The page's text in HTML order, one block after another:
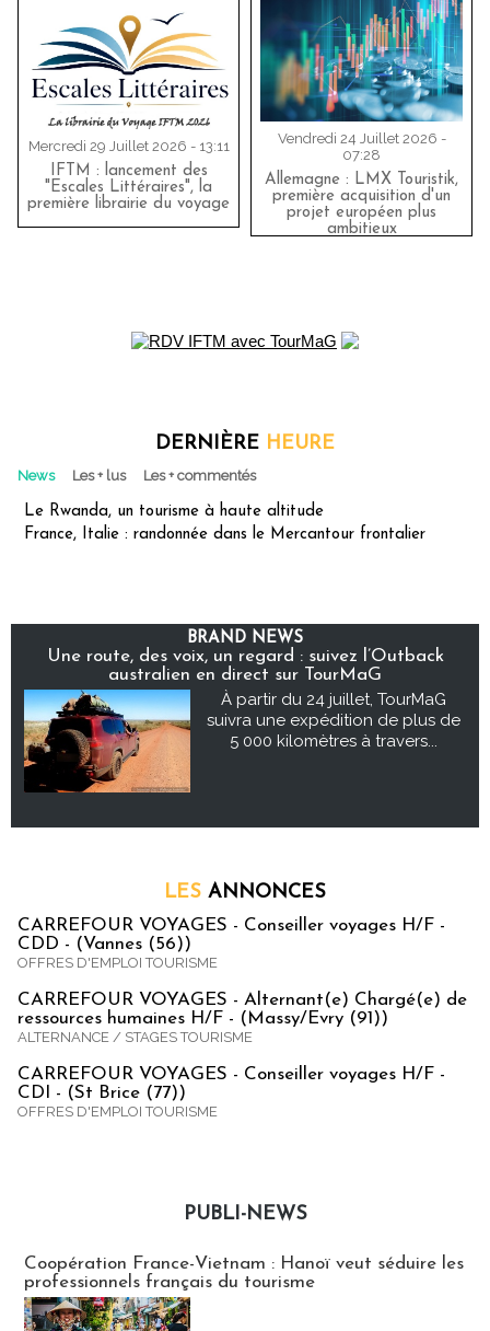
Mercredi 29 Juillet 2026 - 13:11
IFTM : lancement des
"Escales Littéraires", la
première librairie du voyage
Vendredi 24 Juillet 2026 -
07:28
Allemagne : LMX Touristik,
première acquisition d'un
projet européen plus
ambitieux
DERNIÈRE HEURE
News Les + lus Les + commentés
Le Rwanda, un tourisme à haute altitude
France, Italie : randonnée dans le Mercantour frontalier
BRAND NEWS
Une route, des voix, un regard : suivez l’Outback
australien en direct sur TourMaG
À partir du 24 juillet, TourMaG
suivra une expédition de plus de
5 000 kilomètres à travers...
LES ANNONCES
CARREFOUR VOYAGES - Conseiller voyages H/F -
CDD - (Vannes (56))
OFFRES D'EMPLOI TOURISME
CARREFOUR VOYAGES - Alternant(e) Chargé(e) de
ressources humaines H/F - (Massy/Evry (91))
ALTERNANCE / STAGES TOURISME
CARREFOUR VOYAGES - Conseiller voyages H/F -
CDI - (St Brice (77))
OFFRES D'EMPLOI TOURISME
PUBLI-NEWS
Coopération France-Vietnam : Hanoï veut séduire les
professionnels français du tourisme